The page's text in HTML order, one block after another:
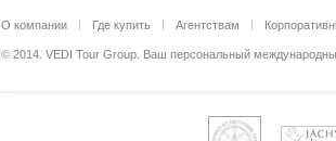
О компании Где купить Агентствам
© 2014. VEDI Tour Group. Ваш персональный